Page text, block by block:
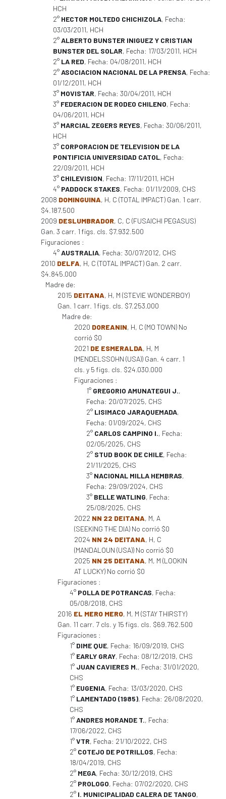
HCH
2° HECTOR MOLTEDO CHICHIZOLA, Fecha:
03/03/2011, HCH
2°ALBERTO BUNSTER INIGUEZ Y CRISTIAN
BUNSTER DEL SOLAR, Fecha: 17/03/2011, HCH
2° LA RED, Fecha: 04/08/2011, HCH
2°ASOCIACION NACIONAL DE LA PRENSA, Fecha:
01/12/2011, HCH
3° MOVISTAR, Fecha: 30/04/2011, HCH
3° FEDERACION DE RODEO CHILENO, Fecha:
04/06/2011, HCH
3° MARCIAL ZEGERS REYES, Fecha: 30/06/2011,
HCH
3° CORPORACION DE TELEVISION DE LA
PONTIFICIA UNIVERSIDAD CATOL, Fecha:
22/09/2011, HCH
3° CHILEVISION, Fecha: 17/11/2011, HCH
4° PADDOCK STAKES, Fecha: 01/11/2009, CHS
2008 DOMINGUINA, H, C (TOTAL IMPACT) Gan. 1 carr.
$4.187.500
2009 DESLUMBRADOR, C, C (FUSAICHI PEGASUS)
Gan. 3 carr. 1 figs. cls. $7.932.500
Figuraciones :
4°AUSTRALIA, Fecha: 30/07/2012, CHS
2010 DELFA, H, C (TOTAL IMPACT) Gan. 2 carr.
$4.845.000
Madre de:
2015 DEITANA, H, M (STEVIE WONDERBOY)
Gan. 1 carr. 1 figs. cls. $7.253.000
Madre de:
2020 DOREANIN, H, C (MO TOWN) No
corrió $0
2021 DE ESMERALDA, H, M
(MENDELSSOHN (USA)) Gan. 4 carr. 1
cls. y 5 figs. cls. $24.030.000
Figuraciones :
1° GREGORIO AMUNATEGUI J.,
Fecha: 20/07/2025, CHS
2° LISIMACO JARAQUEMADA,
Fecha: 01/09/2024, CHS
2° CARLOS CAMPINO I., Fecha:
02/05/2025, CHS
2° STUD BOOK DE CHILE, Fecha:
21/11/2025, CHS
3° NACIONAL MILLA HEMBRAS,
Fecha: 29/09/2024, CHS
3° BELLE WATLING, Fecha:
25/08/2025, CHS
2022 NN 22 DEITANA, M, A
(SEEKING THE DIA) No corrió $0
2024 NN 24 DEITANA, H, C
(MANDALOUN (USA)) No corrió $0
2025 NN 25 DEITANA, M, M (LOOKIN
AT LUCKY) No corrió $0
Figuraciones :
4° POLLA DE POTRANCAS, Fecha:
05/08/2018, CHS
2016 EL MERO MERO, M, M (STAY THIRSTY)
Gan. 11 carr. 7 cls. y 15 figs. cls. $69.762.500
Figuraciones :
1° DIME QUE, Fecha: 16/09/2019, CHS
1° EARLY GRAY, Fecha: 08/12/2019, CHS
1° JUAN CAVIERES M., Fecha: 31/01/2020,
CHS
1° EUGENIA, Fecha: 13/03/2020, CHS
1° LAMENTADO (1985), Fecha: 26/08/2020,
CHS
1°ANDRES MORANDE T., Fecha:
17/06/2022, CHS
1°VTR, Fecha: 21/10/2022, CHS
2° COTEJO DE POTRILLOS, Fecha:
18/04/2019, CHS
2° MEGA, Fecha: 30/12/2019, CHS
2° PROLOGO, Fecha: 07/02/2020, CHS
2° I. MUNICIPALIDAD CALERA DE TANGO,